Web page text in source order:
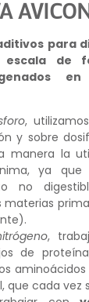
para
escala de
en
,
y sobre
manera la
ya que
no
materias
,
de
aminoácidos
que cada vez